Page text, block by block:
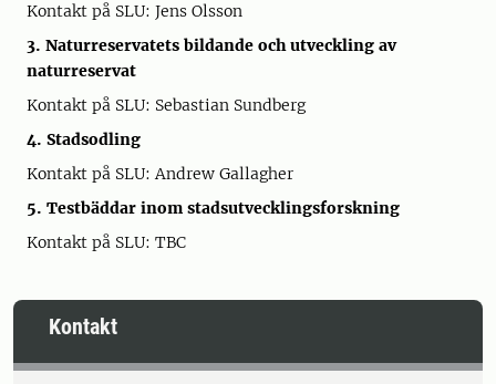
Kontakt på SLU: Jens Olsson
3. Naturreservatets bildande och utveckling av
naturreservat
Kontakt på SLU: Sebastian Sundberg
4. Stadsodling
Kontakt på SLU: Andrew Gallagher
5. Testbäddar inom stadsutvecklingsforskning
Kontakt på SLU: TBC
Kontakt